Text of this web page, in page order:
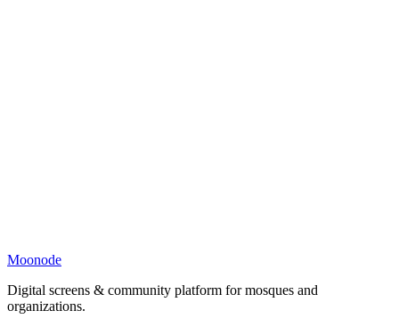
Moonode
Digital screens & community platform for mosques and
organizations.